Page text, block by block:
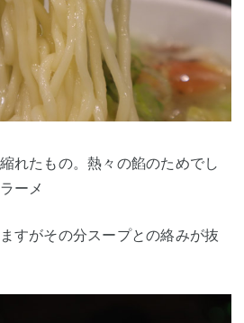
れたもの。熱々の餡のためでし
ーメ
すがその分スープとの絡みが抜